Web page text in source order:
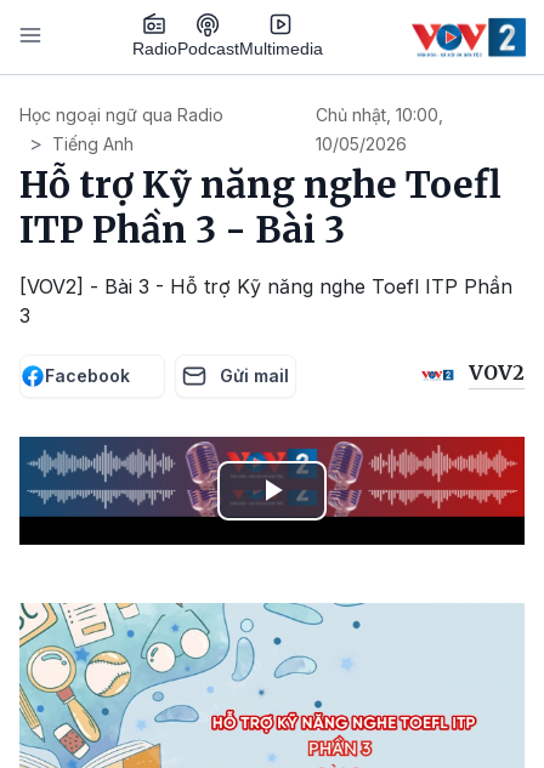
Nhảy đến nội dung
RadioPodcastMultimedia
Học ngoại ngữ qua Radio
Tiếng Anh
Chủ nhật, 10:00,
10/05/2026
Hỗ trợ Kỹ năng nghe Toefl
ITP Phần 3 - Bài 3
[VOV2] - Bài 3 - Hỗ trợ Kỹ năng nghe Toefl ITP Phần
3
Facebook Gửi mail VOV2
Play